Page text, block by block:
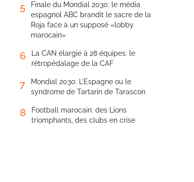
5
Finale du Mondial 2030: le média
espagnol ABC brandit le sacre de la
Roja face à un supposé «lobby
marocain»
6
La CAN élargie à 28 équipes: le
rétropédalage de la CAF
7
Mondial 2030: L’Espagne ou le
syndrome de Tartarin de Tarascon
8
Football marocain: des Lions
triomphants, des clubs en crise